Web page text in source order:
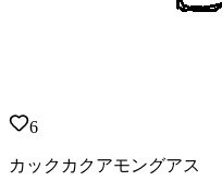
6
カックカクアモングアス